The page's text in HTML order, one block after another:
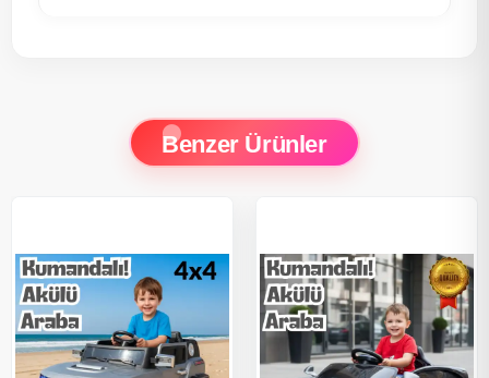
Benzer Ürünler